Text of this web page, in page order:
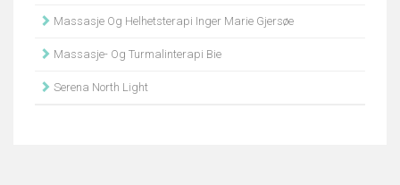
Massasje Og Helhetsterapi Inger Marie Gjersøe
Massasje- Og Turmalinterapi Bie
Serena North Light